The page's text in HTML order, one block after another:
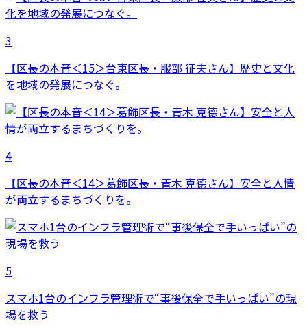
3
【区長の本音＜15＞台東区長・服部 征夫さん】歴史と文化
を地域の発展につなぐ。
4
【区長の本音＜14＞葛飾区長・青木 克德さん】安全と人情
が両立するまちづくりを。
5
スマホ1台のインフラ管理術で“事後保全で手いっぱい”の現
場を救う